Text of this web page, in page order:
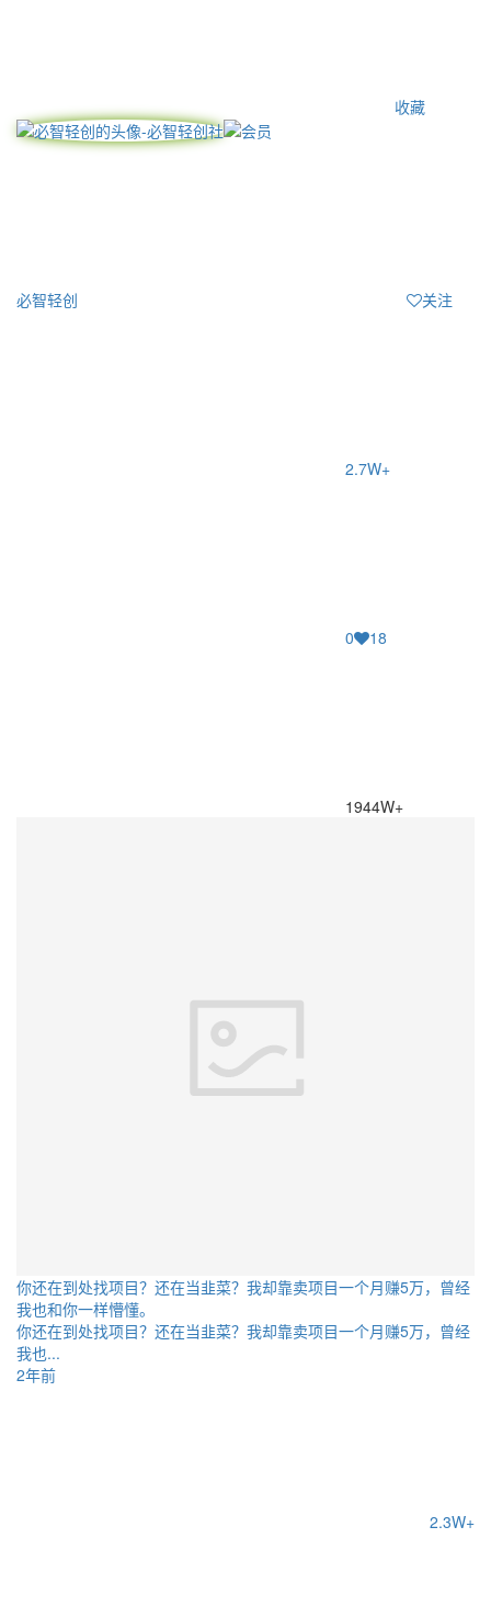
收藏
必智轻创 关注
2.7W+
0 18
1944W+
你还在到处找项目？还在当韭菜？我却靠卖项目一个月赚5万，曾经
我也和你一样懵懂。
你还在到处找项目？还在当韭菜？我却靠卖项目一个月赚5万，曾经
我也...
2年前
2.3W+